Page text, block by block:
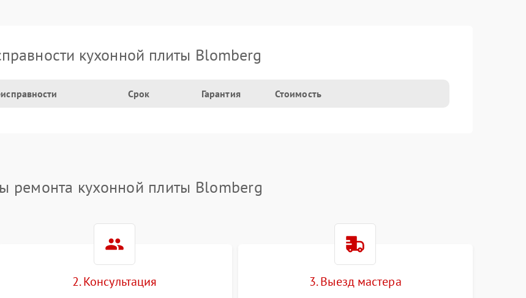
кухонной плиты Blomberg
Срок Гарантия Стоимость
ремонта кухонной плиты Blomberg
2. Консультация 3. Выезд мастера